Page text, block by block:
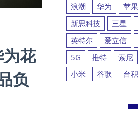
花
负
浪潮 华为 苹果
新思科技
三星
英特尔
爱立信
5G
推特 索尼
小米
谷歌 台